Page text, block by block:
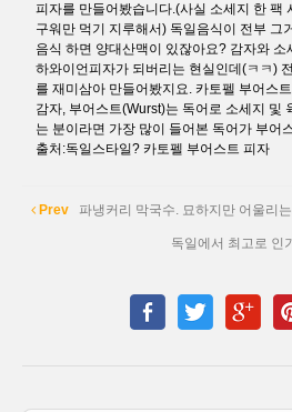
피자를 만들어봤습니다.(사실 소세지 한 팩
구워만 먹기 지루해서) 독일음식이 전부 그
음식 하면 양대산맥이 있잖아요? 감자와
하와이언피자가 되버리는 현실인데(ㅋㅋ)
를 재미삼아 만들어봤지요. 카토펠 부어스
감자, 부어스트(Wurst)는 독어로 소세지 및
는 분이라면 가장 많이 들어본 독어가 부어
출처:독일스타일? 카토펠 부어스트 피자
Prev 파냉커리 막국수. 묘하지만 어울리
독일에서 최고로 인